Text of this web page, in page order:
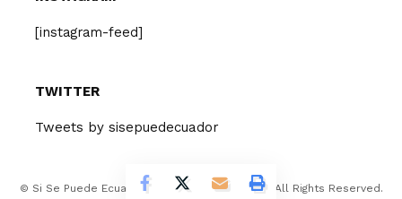
[instagram-feed]
TWITTER
Tweets by sisepuedecuador
© Si Se Puede Ecuador Design Company 2026. All Rights Reserved.